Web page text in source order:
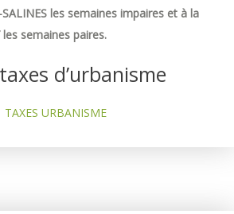
les semaines impaires et à la
les semaines paires.
d’urbanisme
TAXES URBANISME